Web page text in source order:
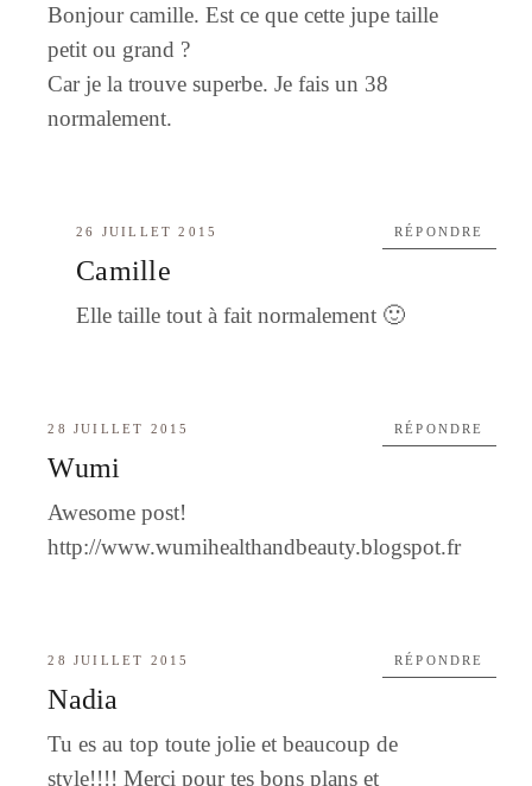
Bonjour camille. Est ce que cette jupe taille
petit ou grand ?
Car je la trouve superbe. Je fais un 38
normalement.
26 JUILLET 2015
Camille
Elle taille tout à fait normalement 🙂
RÉPONDRE
28 JUILLET 2015
Wumi
Awesome post!
http://www.wumihealthandbeauty.blogspot.fr
RÉPONDRE
28 JUILLET 2015
Nadia
Tu es au top toute jolie et beaucoup de
style!!!! Merci pour tes bons plans et
RÉPONDRE